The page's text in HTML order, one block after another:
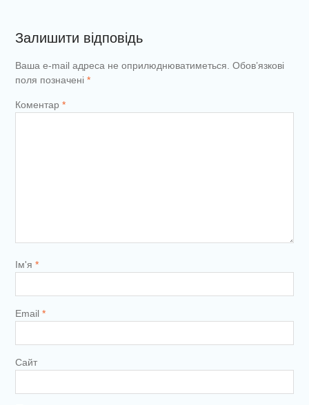
Залишити відповідь
Ваша e-mail адреса не оприлюднюватиметься. Обов’язкові
поля позначені *
Коментар *
Ім'я *
Email *
Сайт